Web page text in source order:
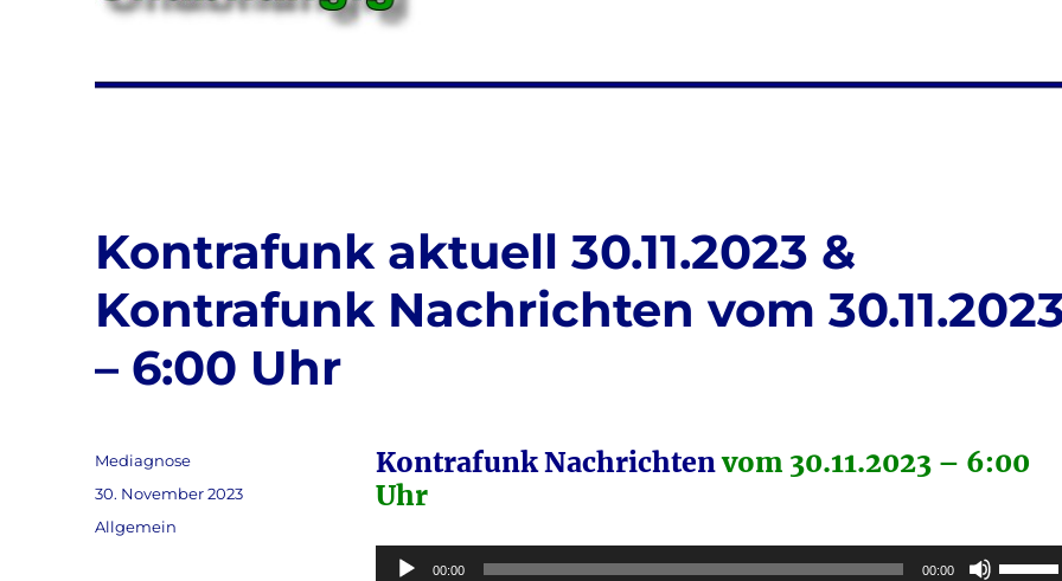
Kontrafunk aktuell 30.11.2023 &
Kontrafunk Nachrichten vom
– 6:00 Uhr
Kontrafunk Nachrichtenvom 30.11.2023 – 6:00
Uhr
Audio-00:00 00:00
Autor
Mediagnose
Veröffentlicht
am
30. November 2023
Kategorien
Allgemein